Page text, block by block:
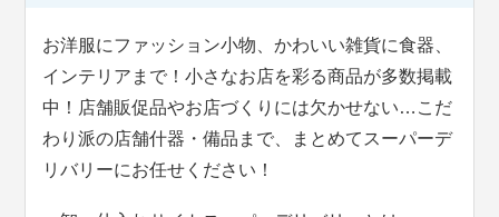
お洋服にファッション小物、かわいい雑貨に食器、
インテリアまで！小さなお店を彩る商品が多数掲載
中！店舗販促品やお店づくりには欠かせない…こだ
わり派の店舗什器・備品まで、まとめてスーパーデ
リバリーにお任せください！